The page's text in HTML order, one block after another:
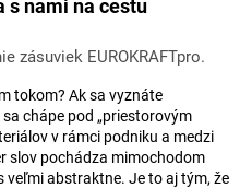
s nami na cestu
zásuviek EUROKRAFTpro.
tokom? Ak sa vyznáte
chápe pod „priestorovým
v rámci podniku a medzi
slov pochádza mimochodom
veľmi abstraktne. Je to aj tým, že